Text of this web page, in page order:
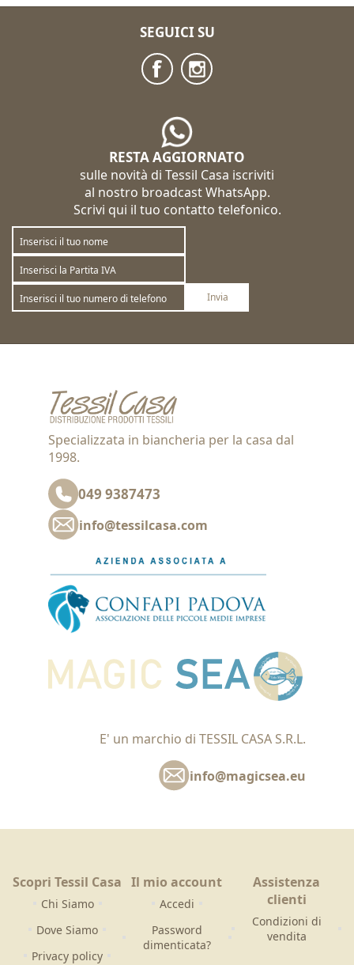
SEGUICI SU
RESTA AGGIORNATO
sulle novità di Tessil Casa iscriviti
al nostro broadcast WhatsApp.
Scrivi qui il tuo contatto telefonico.
Invia
Specializzata in biancheria per la casa dal
1998.
049 9387473
info@tessilcasa.com
E' un marchio di TESSIL CASA S.R.L.
info@magicsea.eu
Scopri Tessil Casa
Chi Siamo
Dove Siamo
Privacy policy
Il mio account
Accedi
Password
dimenticata?
Assistenza
clienti
Condizioni di
vendita